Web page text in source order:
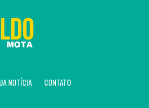
NOTÍCIA CONTATO